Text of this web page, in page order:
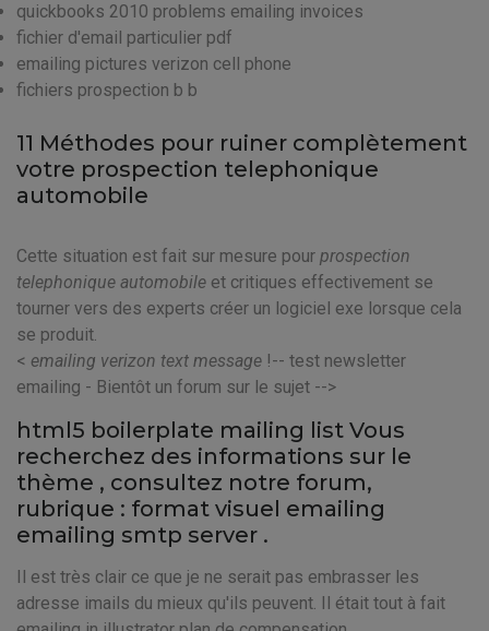
quickbooks 2010 problems emailing invoices
fichier d'email particulier pdf
emailing pictures verizon cell phone
fichiers prospection b b
11 Méthodes pour ruiner complètement
votre prospection telephonique
automobile
Cette situation est fait sur mesure pour prospection
telephonique automobile et critiques effectivement se
tourner vers des experts créer un logiciel exe lorsque cela
se produit.
< emailing verizon text message !-- test newsletter
emailing - Bientôt un forum sur le sujet -->
html5 boilerplate mailing list Vous
recherchez des informations sur le
thème , consultez notre forum,
rubrique : format visuel emailing
emailing smtp server .
Il est très clair ce que je ne serait pas embrasser les
adresse imails du mieux qu'ils peuvent. Il était tout à fait